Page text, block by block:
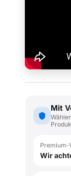
Mit
Premium-
Wir